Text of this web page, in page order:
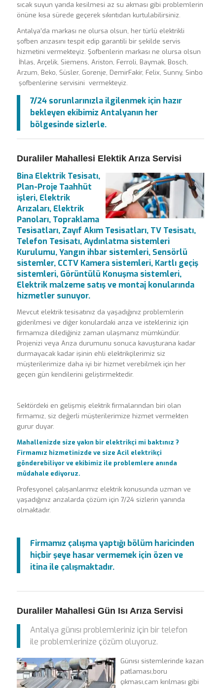
sıcak suyun yarıda kesilmesi az su akması gibi problemlerin
önüne kısa sürede geçerek sıkıntıdan kurtulabilirsiniz.
Antalya’da markası ne olursa olsun, her türlü elektrikli
şofben arızasını tespit edip garantili bir şekilde servis
hizmetini vermekteyiz. Şofbenlerin markası ne olursa olsun
İhlas, Arçelik, Siemens, Ariston, Ferroli, Baymak, Bosch,
Arzum, Beko, Süsler, Gorenje, DemirFakir, Felix, Sunny, Sinbo
şofbenlerine servisini vermekteyiz.
7/24 sorunlarınızla ilgilenmek için hazır
bekleyen ekibimiz Antalyanın her
bölgesinde sizlerle.
Duraliler Mahallesi Elektik Arıza Servisi
Bina Elektrik Tesisatı,
Plan-Proje Taahhüt
işleri, Elektrik
Arızaları, Elektrik
Panoları, Topraklama
Tesisatları, Zayıf Akım Tesisatları, TV Tesisatı,
Telefon Tesisatı, Aydınlatma sistemleri
Kurulumu, Yangın ihbar sistemleri, Sensörlü
sistemler, CCTV Kamera sistemleri, Kartlı geçiş
sistemleri, Görüntülü Konuşma sistemleri,
Elektrik malzeme satış ve montaj konularında
hizmetler sunuyor.
Mevcut elektrik tesisatınız da yaşadığınız problemlerin
giderilmesi ve diğer konulardaki arıza ve istekleriniz için
firmamıza dilediğiniz zaman ulaşmanız mümkündür.
Projenizi veya Arıza durumunu sonuca kavuşturana kadar
durmayacak kadar işinin ehli elektrikçilerimiz siz
müşterilerimize daha iyi bir hizmet verebilmek için her
geçen gün kendilerini geliştirmektedir.
Sektördeki en gelişmiş elektrik firmalarından biri olan
firmamız, siz değerli müşterilerimize hizmet vermekten
gurur duyar.
Mahallenizde size yakın bir elektrikçi mi baktınız ?
Firmamız hizmetinizde ve size Acil elektrikçi
gönderebiliyor ve ekibimiz ile problemlere anında
müdahale ediyoruz.
Profesyonel çalışanlarımız elektrik konusunda uzman ve
yaşadığınız arızalarda çözüm için 7/24 sizlerin yanında
olmaktadır.
Firmamız çalışma yaptığı bölüm haricinden
hiçbir şeye hasar vermemek için özen ve
itina ile çalışmaktadır.
Duraliler Mahallesi Gün Isı Arıza Servisi
Antalya günısı problemleriniz için bir telefon
ile problemlerinize çözüm oluyoruz.
Günısı sistemlerinde kazan
patlaması,boru
çıkması,cam kırılması gibi